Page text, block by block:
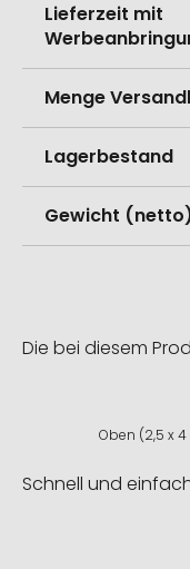
Lieferzeit mit
Menge
Lagerbestand
Gewicht
Die bei diesem
Oben (2,5 x
Schnell und